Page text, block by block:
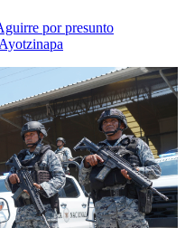
por presunto